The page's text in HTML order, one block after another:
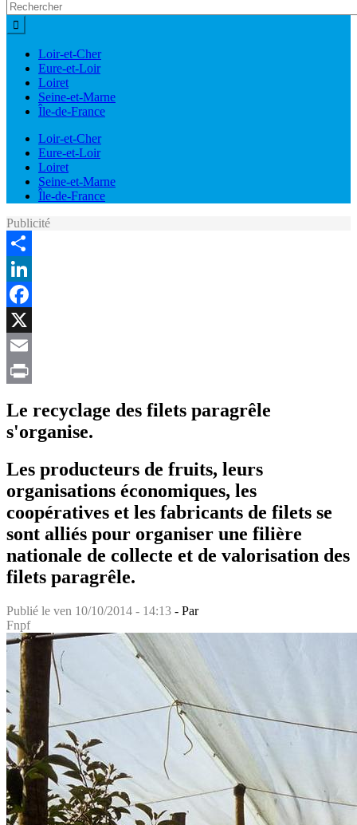
Loir-et-Cher
Eure-et-Loir
Loiret
Seine-et-Marne
Île-de-France
Loir-et-Cher
Eure-et-Loir
Loiret
Seine-et-Marne
Île-de-France
Publicité
Share
LinkedIn
Facebook
X
Email
Le recyclage des filets paragrêle
s'organise.
Les producteurs de fruits, leurs
organisations économiques, les
coopératives et les fabricants de filets se
sont alliés pour organiser une filière
nationale de collecte et de valorisation des
filets paragrêle.
Publié le ven 10/10/2014 - 14:13 - Par
Fnpf